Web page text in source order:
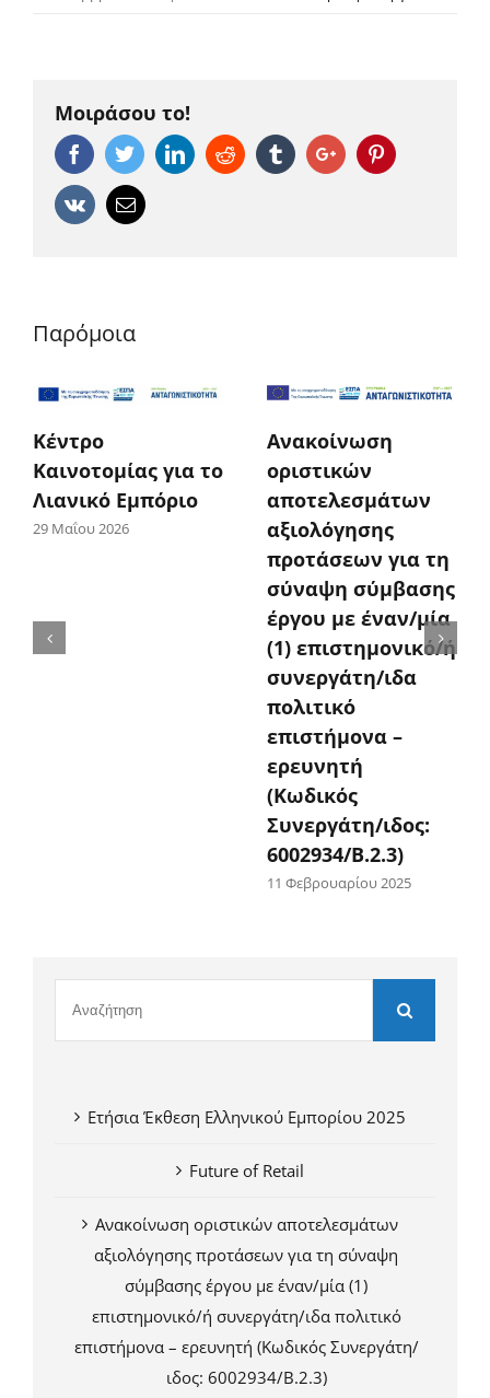
Μοιράσου το!
FacebookTwitterLinkedinReddit TumblrGoogle+Pinterest
Vk Email
Παρόμοια
Κέντρο
Καινοτομίας για το
Λιανικό Εμπόριο
29 Μαΐου 2026
Ανακοίνωση
οριστικών
αποτελεσμάτων
αξιολόγησης
προτάσεων για τη
σύναψη σύμβασης
έργου με έναν/μία
(1) επιστημονικό/ή
συνεργάτη/ιδα
πολιτικό
επιστήμονα –
ερευνητή
(Κωδικός
Συνεργάτη/ιδος:
6002934/Β.2.3)
11 Φεβρουαρίου 2025
Ετήσια Έκθεση Ελληνικού Εμπορίου 2025
Future of Retail
Ανακοίνωση οριστικών αποτελεσμάτων
αξιολόγησης προτάσεων για τη σύναψη
σύμβασης έργου με έναν/μία (1)
επιστημονικό/ή συνεργάτη/ιδα πολιτικό
επιστήμονα – ερευνητή (Κωδικός Συνεργάτη/
ιδος: 6002934/Β.2.3)